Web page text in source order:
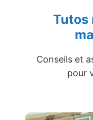
Tutos
Conseils et
pour